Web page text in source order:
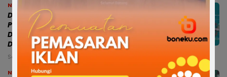
News
Dugaan Jaringan Lintas Provinsi:
Pasokan dari Bone–Wajo, Aparat
Diminta Telusuri Seluruh Rantai
Distribusi
Senin, 10 Agu 2026 - 09:20 WITA
News